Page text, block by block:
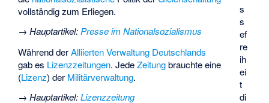
s
s
ef
re
ih
ei
t
di
vollständig zum Erliegen.
→Hauptartikel: Presse im Nationalsozialismus
Während derAlliierten Verwaltung Deutschlands
gab es Lizenzzeitungen. JedeZeitungbrauchte eine
(Lizenz) der Militärverwaltung.
→Hauptartikel:Lizenzzeitung